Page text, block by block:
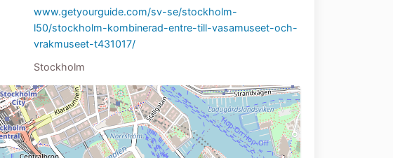
www.getyourguide.com/sv-se/stockholm-
l50/stockholm-kombinerad-entre-till-vasamuseet-och-
vrakmuseet-t431017/
Stockholm